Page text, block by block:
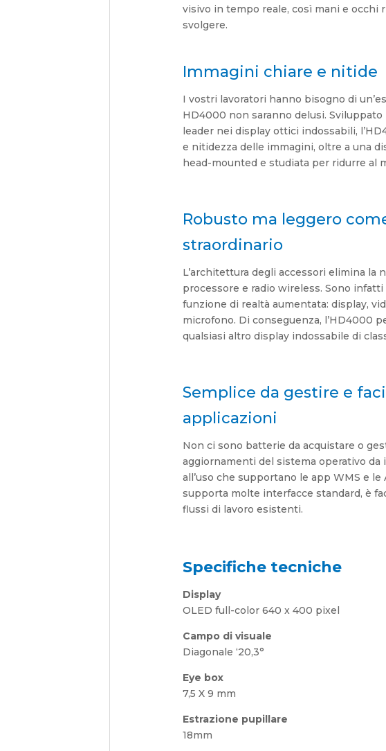
visivo in tempo reale, così mani e occhi
svolgere.
Immagini chiare e nitide
I vostri lavoratori hanno bisogno di
HD4000 non saranno delusi.
leader nei display ottici indossabili,
e nitidezza delle immagini, oltre a una
head-mounted e studiata per ridurre al
Robusto ma leggero
straordinario
L’architettura degli accessori elimina
processore e radio wireless. Sono
funzione di realtà aumentata: display,
microfono. Di conseguenza, l’HD4000
qualsiasi altro display indossabile di
Semplice da gestire e
applicazioni
Non ci sono batterie da acquistare o
aggiornamenti del sistema operativo
all’uso che supportano le app WMS e
supporta molte interfacce standard, è
flussi di lavoro esistenti.
Specifiche tecniche
Display
OLED full-color 640 x 400 pixel
Campo di visuale
Diagonale ‘20,3°
Eye box
7,5 X 9 mm
Estrazione pupillare
18mm